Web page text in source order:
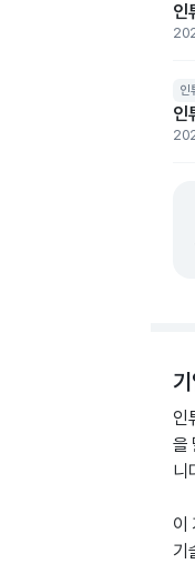
인
인
인
인
을
니
이
기